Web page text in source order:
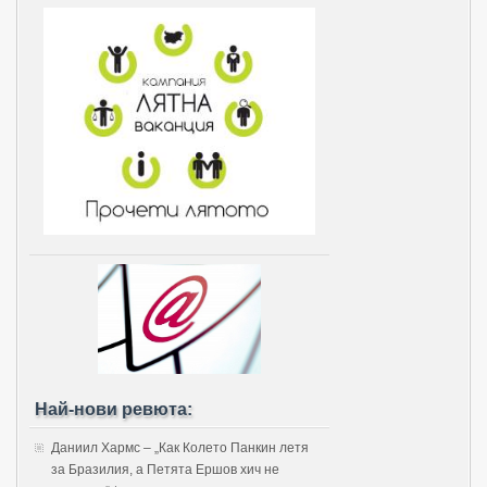
Най-нови ревюта:
Даниил Хармс – „Как Колето Панкин летя
за Бразилия, а Петята Ершов хич не